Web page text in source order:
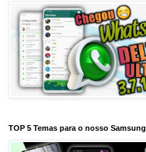
TOP 5 Temas para o nosso Samsung